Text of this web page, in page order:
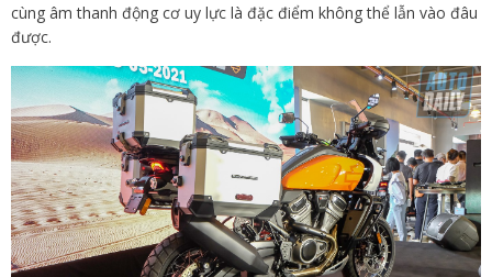
cùng âm thanh động cơ uy lực là đặc điểm không thể lẫn vào đâu
được.